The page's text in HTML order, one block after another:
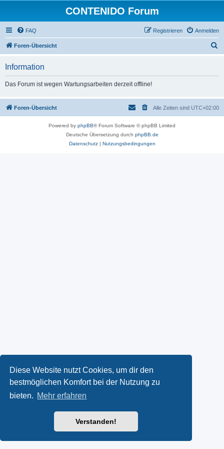
Diese Website nutzt Cookies, um dir den
bestmöglichen Komfort bei der Nutzung zu
bieten. Mehr erfahren
Verstanden!
CONTENIDO Forum
FAQ Anmelden
Registrieren
Foren-Übersicht
Information
Das Forum ist wegen Wartungsarbeiten derzeit offline!
Foren-Übersicht Alle Zeiten sind UTC+02:00
Powered by phpBB® Forum Software © phpBB Limited
Deutsche Übersetzung durch phpBB.de
Datenschutz| Nutzungsbedingungen